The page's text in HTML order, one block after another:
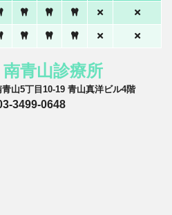
青山診療所
山5丁目10-19 青山真洋ビル4階
3499-0648